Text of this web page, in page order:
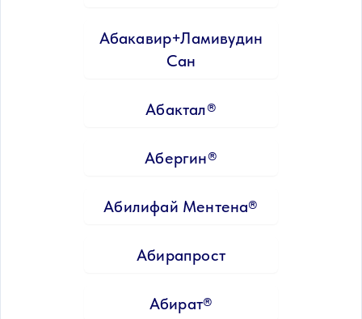
Абакавир+Ламивудин
Сан
Абактал®
Абергин®
Абилифай Ментена®
Абирапрост
Абират®